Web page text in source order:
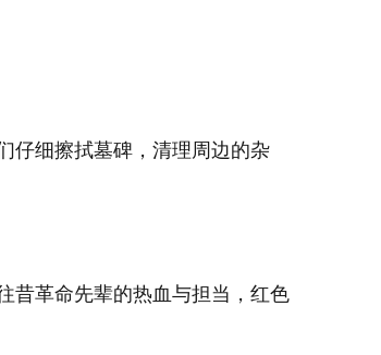
仔细擦拭墓碑，清理周边的杂
昔革命先辈的热血与担当，红色